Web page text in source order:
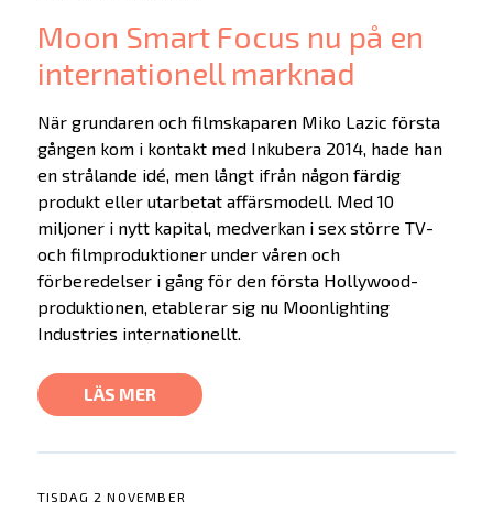
Moon Smart Focus nu på en
internationell marknad
När grundaren och filmskaparen Miko Lazic första
gången kom i kontakt med Inkubera 2014, hade han
en strålande idé, men långt ifrån någon färdig
produkt eller utarbetat affärsmodell. Med 10
miljoner i nytt kapital, medverkan i sex större TV-
och filmproduktioner under våren och
förberedelser i gång för den första Hollywood-
produktionen, etablerar sig nu Moonlighting
Industries internationellt.
LÄS MER
TISDAG 2 NOVEMBER